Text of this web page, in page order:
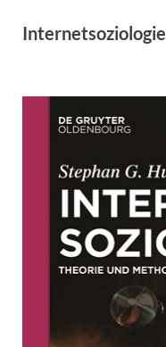
Internetsoziologie